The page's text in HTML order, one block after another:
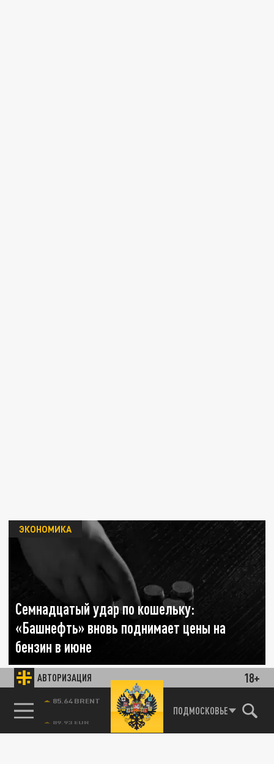
АВТОРИЗАЦИЯ 18+
ПОДМОСКОВЬЕ
Семнадцатый удар по кошельку:
«Башнефть» вновь поднимает цены на
бензин в июне
ЭКОНОМИКА
28 ИЮНЯ 10:32
«Башнефть-Розница» провела очередную
индексацию топлива с учётом непростой
ситуации в топливно-энергетическом...